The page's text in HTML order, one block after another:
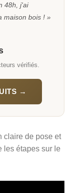
48h, j'ai
maison bois ! »
vérifiés.
→
claire de pose et
les étapes sur le